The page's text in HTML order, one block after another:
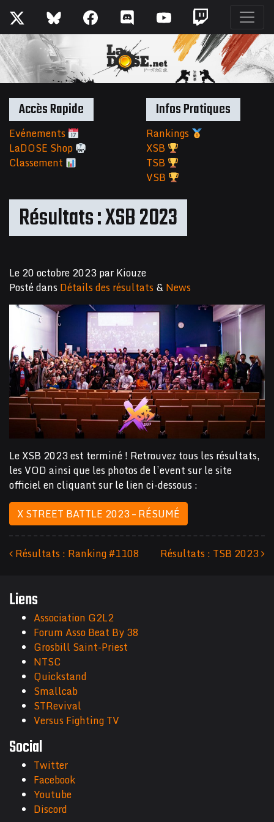
Résultats : XSB 2023
Le20 octobre 2023parKiouze
Posté dansDétails des résultats& News
Le XSB 2023 est terminé ! Retrouvez tous les résultats,
les VOD ainsi que les photos de l’event sur le site
officiel en cliquant sur le lien ci-dessous :
X STREET BATTLE 2023 – RÉSUMÉ
Résultats : Ranking #1108 Résultats : TSB 2023
Accès Rapide
Evénements
LaDOSE Shop
Classement
Infos Pratiques
Rankings
XSB
TSB
VSB
Liens
Association G2L2
Forum Asso Beat By 38
Grosbill Saint-Priest
NTSC
Quickstand
Smallcab
STRevival
Versus Fighting TV
Social
Twitter
Facebook
Youtube
Discord